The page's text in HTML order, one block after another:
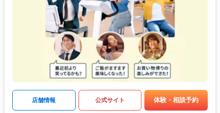
店舗情報 公式サイト 体験・相談予約